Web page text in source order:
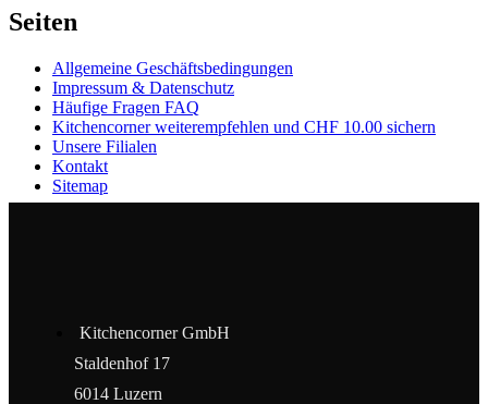
Seiten
Allgemeine Geschäftsbedingungen
Impressum & Datenschutz
Häufige Fragen FAQ
Kitchencorner weiterempfehlen und CHF 10.00 sichern
Unsere Filialen
Kontakt
Sitemap
Kitchencorner GmbH
Staldenhof 17
6014 Luzern